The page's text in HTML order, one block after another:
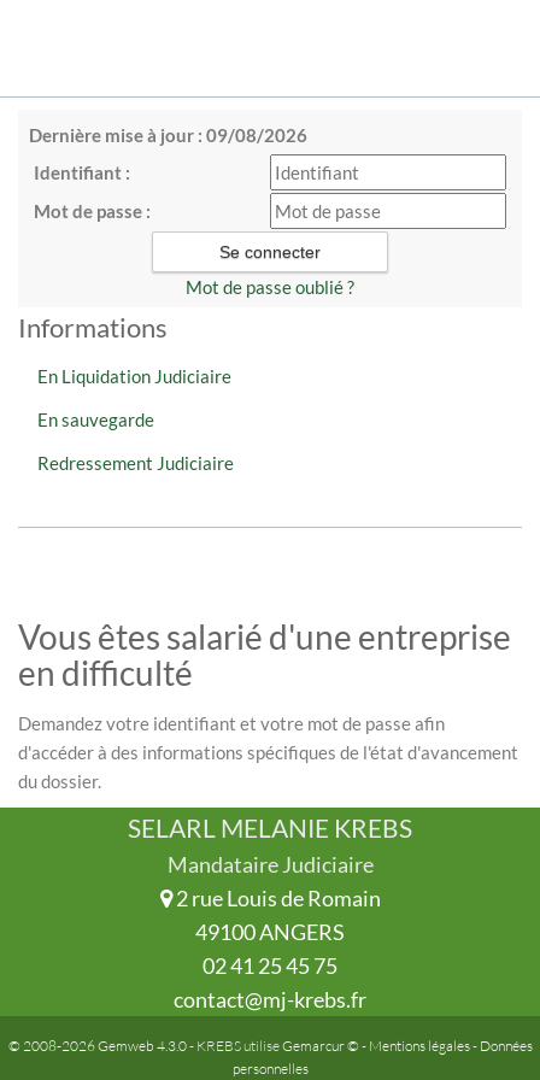
Dernière mise à jour : 09/08/2026
Identifiant :
Mot de passe :
Mot de passe oublié ?
Informations
En Liquidation Judiciaire
En sauvegarde
Redressement Judiciaire
Vous êtes salarié d'une entreprise
en difficulté
Demandez votre identifiant et votre mot de passe afin
d'accéder à des informations spécifiques de l'état d'avancement
du dossier.
SELARL MELANIE KREBS
Mandataire Judiciaire
2 rue Louis de Romain
49100 ANGERS
02 41 25 45 75
contact@mj-krebs.fr
© 2008-2026 Gemweb 4.3.0- KREBS utiliseGemarcur © - Mentions légales- Données
personnelles